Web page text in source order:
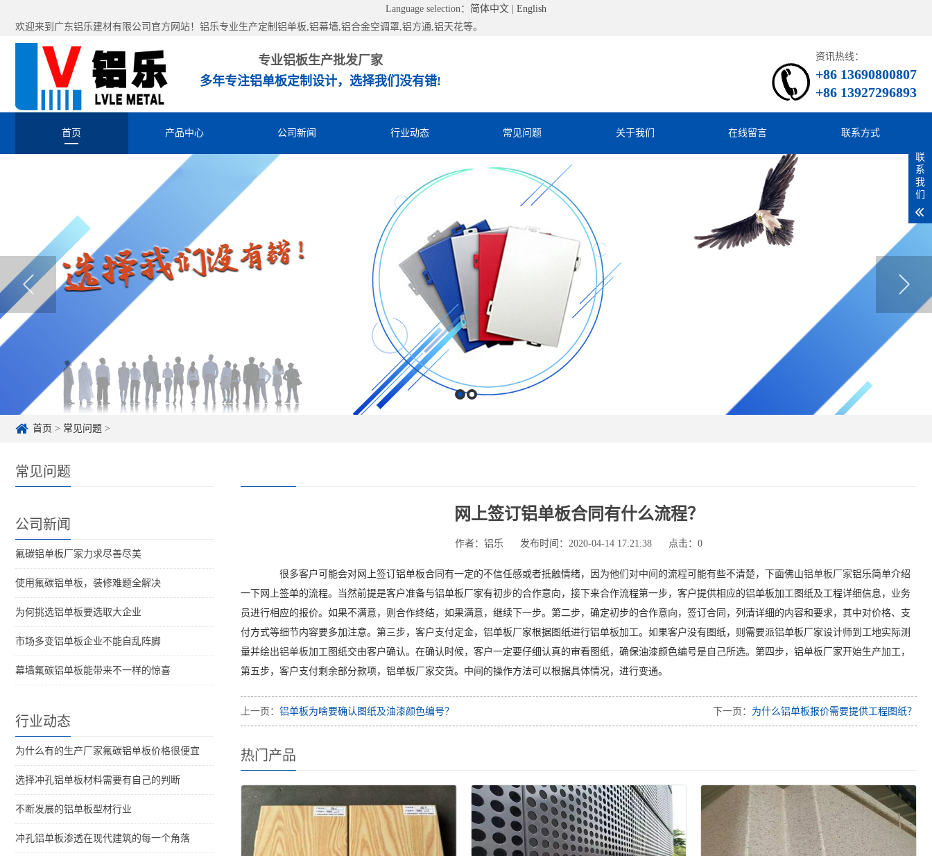
Language selection： 简体中文
English
欢迎来到广东铝乐建材有限公司官方网站！铝乐专业生产定制铝单板,铝幕墙,铝合金空调罩,铝方通,铝天花等。
专业铝板生产批发厂家
多年专注铝单板定制设计，选择我们没有错!
资讯热线：
+86 13690800807
+86 13927296893
首页 产品中心 公司新闻 行业动态 常见问题 关于我们 在线留言 联系方式
首页 > 常见问题 >
常见问题
公司新闻
氟碳铝单板厂家力求尽善尽美
使用氟碳铝单板，装修难题全解决
为何挑选铝单板要选取大企业
市场多变铝单板企业不能自乱阵脚
幕墙氟碳铝单板能带来不一样的惊喜
行业动态
为什么有的生产厂家氟碳铝单板价格很便宜
选择冲孔铝单板材料需要有自己的判断
不断发展的铝单板型材行业
冲孔铝单板渗透在现代建筑的每一个角落
网上签订铝单板合同有什么流程？
作者：铝乐 发布时间：2020-04-14 17:21:38 点击： 0
很多客户可能会对网上签订铝单板合同有一定的不信任感或者抵触情绪，因为他们对中间的流程可能有些不清楚，下面佛山铝单板厂家铝乐简单介绍
一下网上签单的流程。当然前提是客户准备与铝单板厂家有初步的合作意向，接下来合作流程第一步，客户提供相应的铝单板加工图纸及工程详细信息，业务
员进行相应的报价。如果不满意，则合作终结，如果满意，继续下一步。第二步，确定初步的合作意向，签订合同，列清详细的内容和要求，其中对价格、支
付方式等细节内容要多加注意。第三步，客户支付定金，铝单板厂家根据图纸进行铝单板加工。如果客户没有图纸，则需要派铝单板厂家设计师到工地实际测
量并绘出铝单板加工图纸交由客户确认。在确认时候，客户一定要仔细认真的审看图纸，确保油漆颜色编号是自己所选。第四步，铝单板厂家开始生产加工，
第五步，客户支付剩余部分款项，铝单板厂家交货。中间的操作方法可以根据具体情况，进行变通。
上一页： 铝单板为啥要确认图纸及油漆颜色编号？ 下一页： 为什么铝单板报价需要提供工程图纸？
热门产品
联
系
我
们